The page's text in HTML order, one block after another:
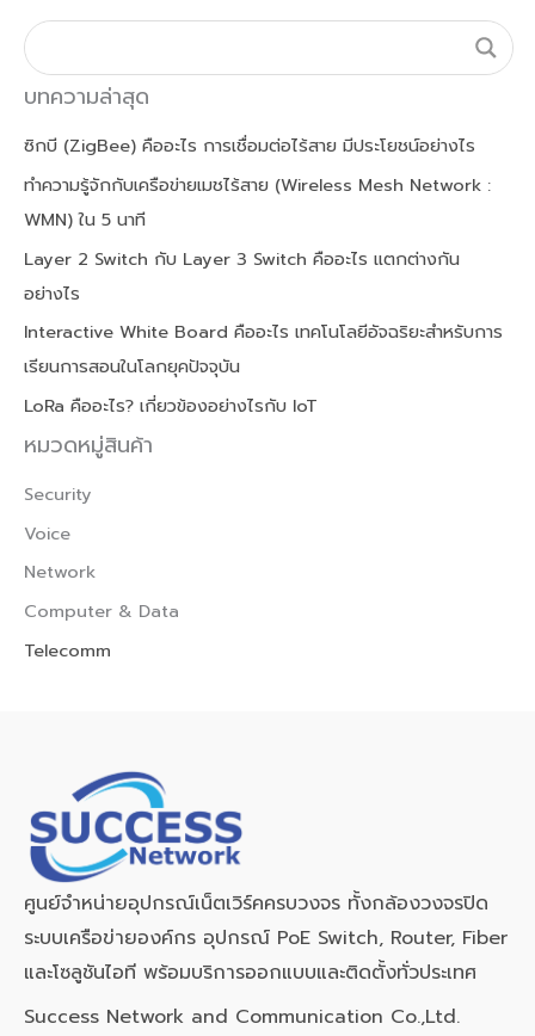
บทความล่าสุด
ซิกบี (ZigBee) คืออะไร การเชื่อมต่อไร้สาย มีประโยชน์อย่างไร
ทำความรู้จักกับเครือข่ายเมชไร้สาย (Wireless Mesh Network :
WMN) ใน 5 นาที
Layer 2 Switch กับ Layer 3 Switch คืออะไร แตกต่างกัน
อย่างไร
Interactive White Board คืออะไร เทคโนโลยีอัจฉริยะสำหรับการ
เรียนการสอนในโลกยุคปัจจุบัน
LoRa คืออะไร? เกี่ยวข้องอย่างไรกับ IoT
หมวดหมู่สินค้า
Security
Voice
Network
Computer & Data
Telecomm
ศูนย์จำหน่ายอุปกรณ์เน็ตเวิร์คครบวงจร ทั้งกล้องวงจรปิด
ระบบเครือข่ายองค์กร อุปกรณ์ PoE Switch, Router, Fiber
และโซลูชันไอที พร้อมบริการออกแบบและติดตั้งทั่วประเทศ
Success Network and Communication Co.,Ltd.